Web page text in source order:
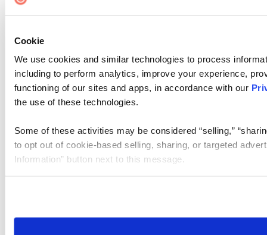
Cookie
We use cookies and similar technologies to process
including to perform analytics, improve your experience,
functioning of our sites and apps, in accordance with our
the use of these technologies.
Some of these activities may be considered “selling,”
to opt out of cookie-based selling, sharing, or targeted
Information” button next to this message.
need to be set again.